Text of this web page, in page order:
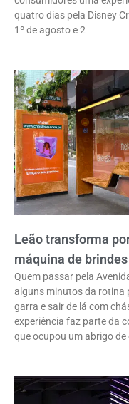
quatro dias pela Disney
1º de agosto e 2
Leão transforma
máquina de brindes
Quem passar pela
alguns minutos da rotina
garra e sair de lá com
experiência faz parte da
que ocupou um abrigo